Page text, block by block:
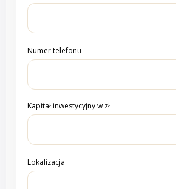
Numer telefonu
Kapitał inwestycyjny w zł
Lokalizacja